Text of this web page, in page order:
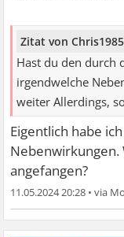
Zitat von
Hast du den durch
irgendwelche
weiter Allerdings,
Eigentlich habe
Nebenwirkungen.
angefangen?
11.05.2024 20:28 •